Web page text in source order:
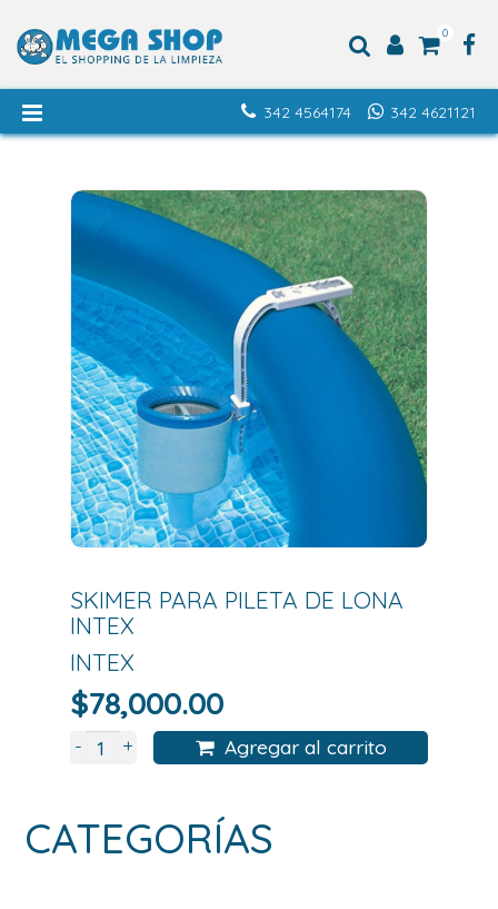
0
342 4621121
342 4564174
SKIMER PARA PILETA DE LONA
INTEX
INTEX
$78,000.00
- + Agregar al carrito
CATEGORÍAS